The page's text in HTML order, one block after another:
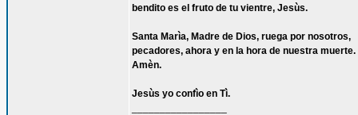
bendito es el fruto de tu vientre, Jesùs.
Santa Marìa, Madre de Dios, ruega por nosotros,
pecadores, ahora y en la hora de nuestra muerte.
Amèn.
Jesùs yo confìo en Tì.